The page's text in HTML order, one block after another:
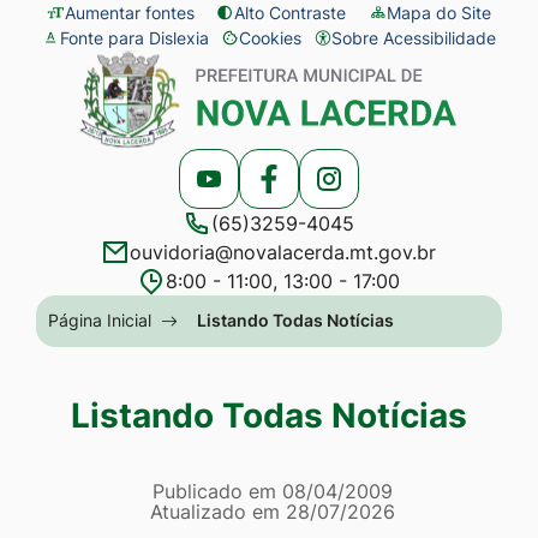
Seção
de
atalhos
acessibilidade
Ir
para
conteúdo
menu
[alt+2]
para
Aumentar fontes Alto Contraste
Mapa do Site
Fonte para Dislexia
Cookies
Abrir
preferências
de
cookies
Sobre Acessibilidade
Seção
menu
Acessar
a
Rede
Social
Acessar
a
Rede
Social
Acessar
a
Rede
Social
(65)3259-4045
ouvidoria@novalacerda.mt.gov.br
8:00 - 11:00, 13:00 - 17:00
Seção
do
principal
Página Inicial Listando Todas Notícias
Listando Todas Notícias
Página Listando Todas
Informações
Publicado em 08/04/2009
Atualizado em 28/07/2026